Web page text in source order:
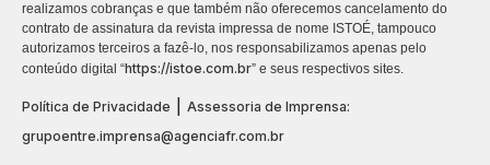
realizamos cobranças e que também não oferecemos cancelamento do
contrato de assinatura da revista impressa de nome ISTOÉ, tampouco
autorizamos terceiros a fazê-lo, nos responsabilizamos apenas pelo
conteúdo digital “https://istoe.com.br” e seus respectivos sites.
Política de Privacidade
Assessoria de Imprensa:
grupoentre.imprensa@agenciafr.com.br